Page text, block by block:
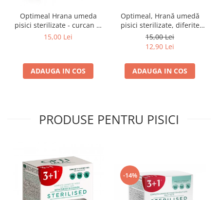
Optimeal Hrana umeda
pisici sterilizate - curcan si
pui in sos, set 3+1,
15,00 Lei
ADAUGA IN COS
Optimeal, Hrană umedă
pisici sterilizate, diferite
arome, (3+1), 0.34kg
15,00 Lei
12,90 Lei
ADAUGA IN COS
PRODUSE PENTRU PISICI
-14%